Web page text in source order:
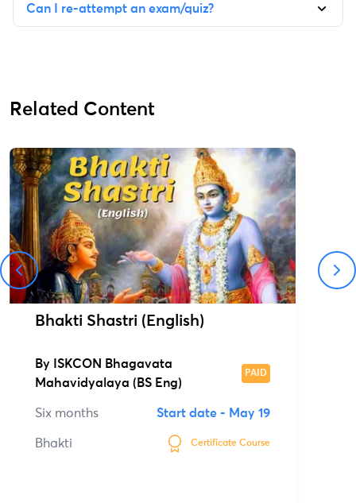
Can I re-attempt an exam/quiz?
Related Content
Bhakti Shastri (English)
By
ISKCON Bhagavata
Mahavidyalaya (BS Eng)
PAID
Six months Start date - May 19
Bhakti Certificate Course